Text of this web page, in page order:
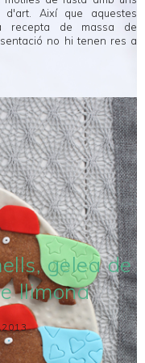
Així que aquestes
recepta de massa de
no hi tenen res a
gelea de
llimona
2013